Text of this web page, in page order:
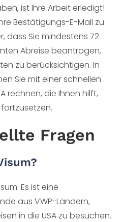
ist Ihre Arbeit erledigt!
Bestätigungs-E-Mail zu
dass Sie mindestens 72
Abreise beantragen,
zu berücksichtigen. In
Sie mit einer schnellen
rechnen, die Ihnen hilft,
Fragen
Es ist eine
aus VWP-Ländern,
in die USA zu besuchen.